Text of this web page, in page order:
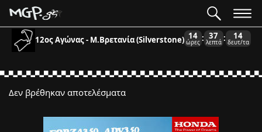
12ος Αγώνας - Μ.Βρετανία (Silverstone) 14
ώρες : 37
λεπτά : 14
δευτ/τα
Δεν βρέθηκαν αποτελέσματα